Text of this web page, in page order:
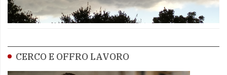
CERCO E OFFRO LAVORO